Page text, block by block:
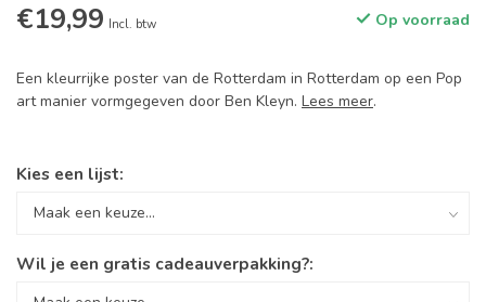
€19,99 Incl. btw Op voorraad
Een kleurrijke poster van de Rotterdam in Rotterdam op een Pop
art manier vormgegeven door Ben Kleyn. Lees meer.
Kies een lijst:
Wil je een gratis cadeauverpakking?: